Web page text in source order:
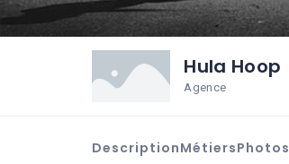
Hula Hoop
Agence
DescriptionMétiersPhotos